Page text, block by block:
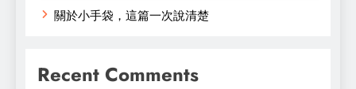
關於小手袋，這篇一次說清楚
Recent Comments